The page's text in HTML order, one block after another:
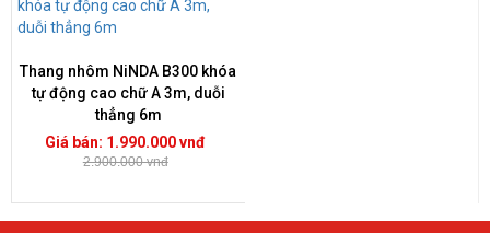
Thang nhôm NiNDA B300 khóa
tự động cao chữ A 3m, duỗi
thẳng 6m
Giá bán: 1.990.000 vnđ
2.900.000 vnđ